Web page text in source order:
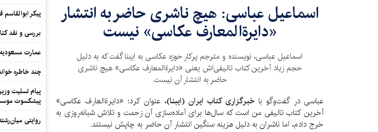
اسماعیل عباسی: هیچ ناشری حاضر به انتشار
«دایرةالمعارف عکاسی» نیست
اسماعیل عباسی، نویسنده و مترجم پرکار حوزه عکاسی به ایبنا گفت که به دلیل
حجم زیاد آخرین کتاب تالیفی‌اش یعنی «دایرةالمعارف عکاسی» هیچ ناشری
حاضر به انتشار آن نیست.
عباسی در گفت‌وگو با خبرگزاری کتاب ایران (ایبنا)، عنوان کرد: «دایرةالعارف عکاسی»
آخرین کتاب تالیفی من است که سال‌ها برای آماده‌سازی آن زحمت و تلاش شبانه‌روزی به
خرج دادم، اما ناشران به دلیل هزینه سنگین انتشار آن حاضر به چاپش نیستند.
پیکر
بررسی و نقد
عمارت
چند خاطره
پیام تسلیت
پیشکسوت
روایتی